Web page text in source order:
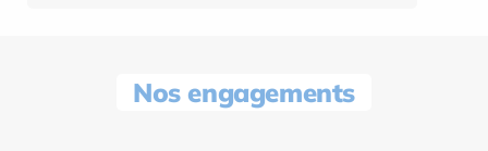
Nos engagements